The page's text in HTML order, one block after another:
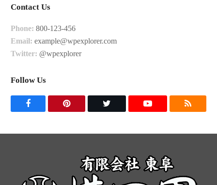
Contact Us
Phone: 800-123-456
Email: example@wpexplorer.com
Twitter: @wpexplorer
Follow Us
F
b
P
T
t
Y
t
R